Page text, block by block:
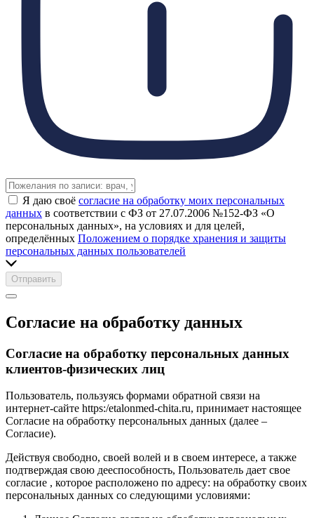
Я даю своё согласие на обработку моих персональных
данных в соответствии с ФЗ от 27.07.2006 №152-ФЗ «О
персональных данных», на условиях и для целей,
определённых Положением о порядке хранения и защиты
персональных данных пользователей
Отправить
Согласие на обработку данных
Согласие на обработку персональных данных
клиентов-физических лиц
Пользователь, пользуясь формами обратной связи на
интернет-сайте https:/etalonmed-chita.ru, принимает настоящее
Согласие на обработку персональных данных (далее –
Согласие).
Действуя свободно, своей волей и в своем интересе, а также
подтверждая свою дееспособность, Пользователь дает свое
согласие , которое расположено по адресу: на обработку своих
персональных данных со следующими условиями: